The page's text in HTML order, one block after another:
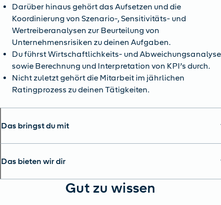
Darüber hinaus gehört das Aufsetzen und die
Koordinierung von Szenario-, Sensitivitäts- und
Wertreiberanalysen zur Beurteilung von
Unternehmensrisiken zu deinen Aufgaben.
Du führst Wirtschaftlichkeits- und
sowie Berechnung und Interpretation von KPI’s durch.
Nicht zuletzt gehört die Mitarbeit im jährlichen
Ratingprozess zu deinen Tätigkeiten.
Das bringst du mit
Das bieten wir dir
Gut zu wissen